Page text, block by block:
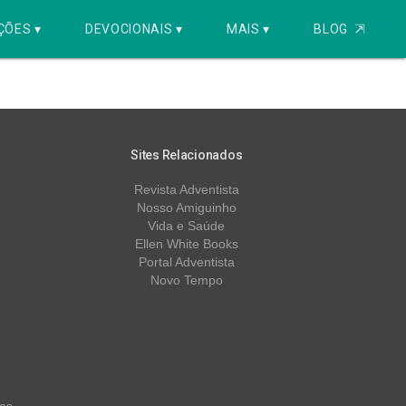
▾ DEVOCIONAIS ▾ MAIS ▾ BLOG ⇱
Sites Relacionados
Revista Adventista
Nosso Amiguinho
Vida e Saúde
Ellen White Books
Portal Adventista
Novo Tempo